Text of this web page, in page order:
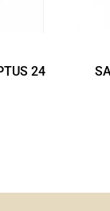
24